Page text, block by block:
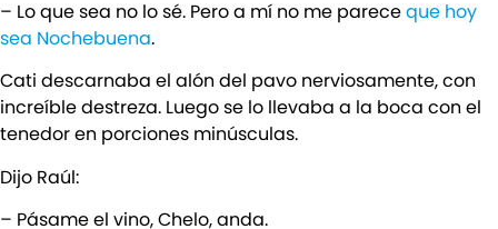
– Lo que sea no lo sé. Pero a mí no me pareceque hoy
sea Nochebuena.
Cati descarnaba el alón del pavo nerviosamente, con
increíble destreza. Luego se lo llevaba a la boca con el
tenedor en porciones minúsculas.
Dijo Raúl:
– Pásame el vino, Chelo, anda.